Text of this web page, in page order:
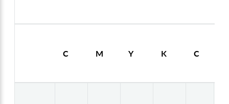
C M Y K C